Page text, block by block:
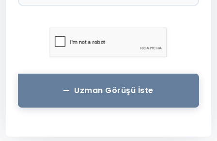
Uzman Görüşü İste